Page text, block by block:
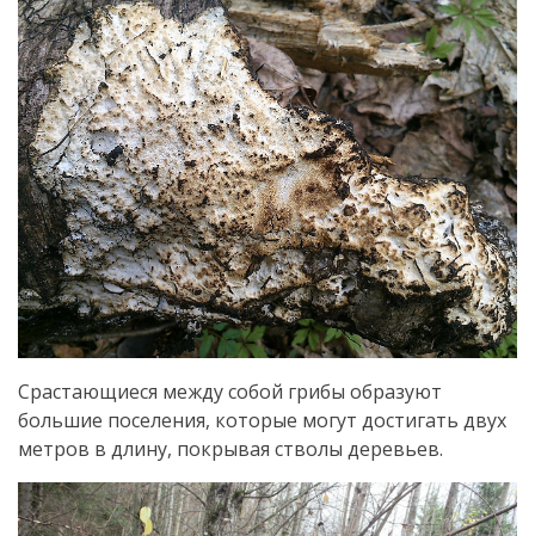
Срастающиеся между собой грибы образуют
большие поселения, которые могут достигать двух
метров в длину, покрывая стволы деревьев.